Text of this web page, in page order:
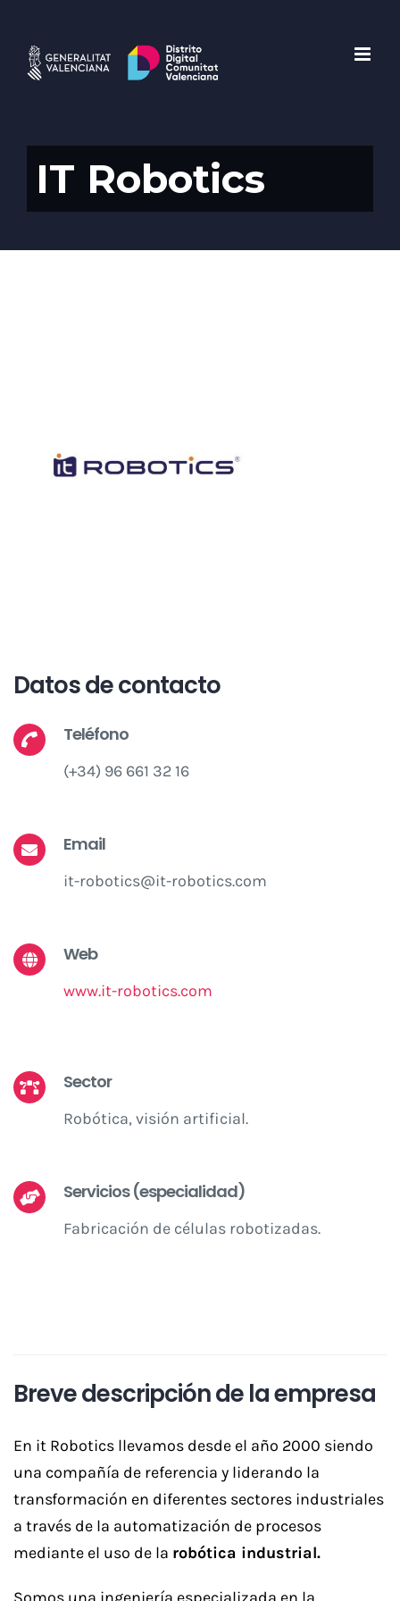
contenido
IT Robotics
Datos de contacto
Teléfono
(+34) 96 661 32 16
Email
it-robotics@it-robotics.com
Web
www.it-robotics.com
Sector
Robótica, visión artificial.
Servicios (especialidad)
Fabricación de células robotizadas.
Breve descripción de la empresa
En it Robotics llevamos desde el año 2000 siendo
una compañía de referencia y liderando la
transformación en diferentes sectores industriales
a través de la automatización de procesos
mediante el uso de la robótica industrial.